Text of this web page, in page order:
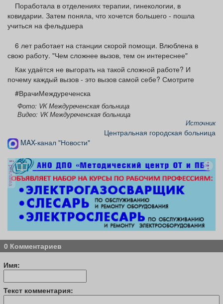
Поработала в отделениях терапии, гинекологии, в
ковидарии. Затем поняла, что хочется большего - пошла
учиться на фельдшера
6 лет работает на станции скорой помощи. Влюблена в
свою работу. "Чем сложнее вызов, тем он интереснее"
Как удаётся не выгорать на такой сложной работе? И
почему каждый вызов - это вызов самой себе? Смотрите
#ВрачиМеждуреченска
Фото: VK Междуреченская больница
Видео: VK Междуреченская больница
Источник
Центральная городская больница
MAX-канал "Новости"
реклама
0 Комментариев
Имя:
Текст комментария: